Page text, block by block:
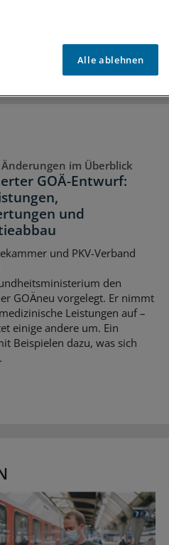
Berichte und Kommentare
für den Zugang
im Überblick
GOÄ-Entwurf:
und
und PKV-Verband
den
GOÄneu vorgelegt. Er nimmt
Leistungen auf –
einige andere um. Ein
Beispielen dazu, was sich
Alle ablehnen